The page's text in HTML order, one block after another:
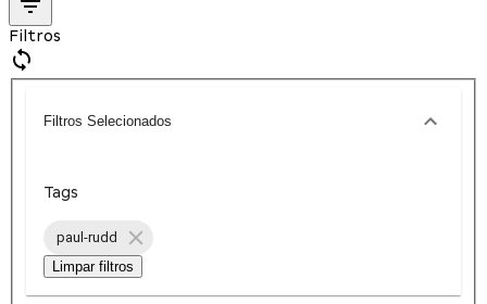
Filtros
Filtros Selecionados
Tags
paul-rudd
Limpar filtros